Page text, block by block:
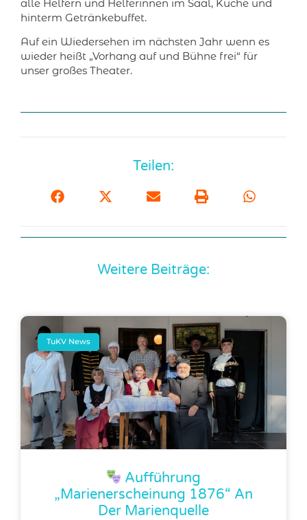
alle Helfern und Helferinnen im Saal, Küche und
hinterm Getränkebuffet.
Auf ein Wiedersehen im nächsten Jahr wenn es
wieder heißt „Vorhang auf und Bühne frei“ für
unser großes Theater.
Teilen:
Weitere Beiträge:
TuKV News
Aufführung
„Marienerscheinung 1876“ An
Der Marienquelle